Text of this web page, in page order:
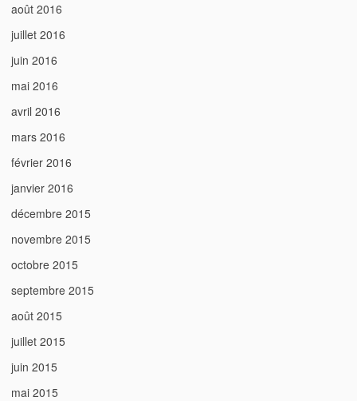
août 2016
juillet 2016
juin 2016
mai 2016
avril 2016
mars 2016
février 2016
janvier 2016
décembre 2015
novembre 2015
octobre 2015
septembre 2015
août 2015
juillet 2015
juin 2015
mai 2015